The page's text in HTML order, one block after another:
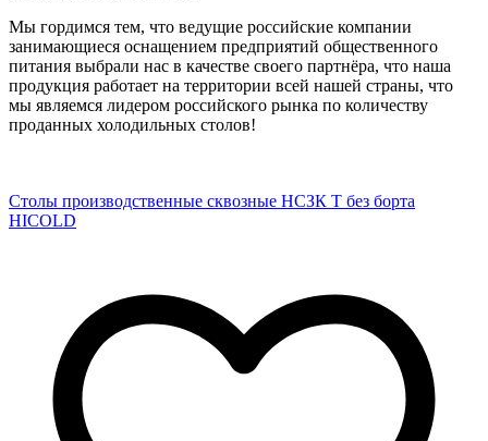
Мы гордимся тем, что ведущие российские компании
занимающиеся оснащением предприятий общественного
питания выбрали нас в качестве своего партнёра, что наша
продукция работает на территории всей нашей страны, что
мы являемся лидером российского рынка по количеству
проданных холодильных столов!
Столы производственные сквозные НСЗК Т без борта
HICOLD